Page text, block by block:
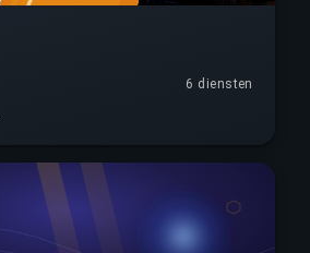
6 diensten